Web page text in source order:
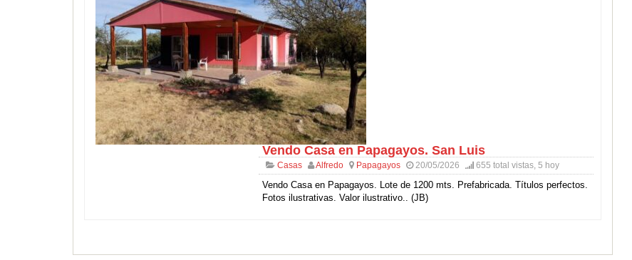
Vendo Casa en Papagayos. San Luis
Casas Alfredo Papagayos 20/05/2026 655 total vistas, 5 hoy
Vendo Casa en Papagayos. Lote de 1200 mts. Prefabricada. Títulos perfectos.
Fotos ilustrativas. Valor ilustrativo.. (JB)